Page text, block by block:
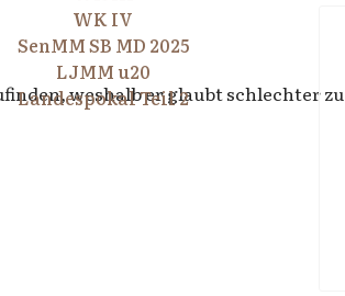
weshalb er glaubt schlechter zu
WK IV
SenMM SB MD 2025
LJMM u20
Landespokal Teil 2